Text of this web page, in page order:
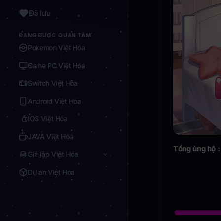
Đã lưu
ĐANG ĐƯỢC QUAN TÂM
Pokemon Việt Hóa
Game PC Việt Hóa
Switch Việt Hóa
Android Việt Hóa
IOS Việt Hóa
JAVA Việt Hóa
Giả lập Việt Hóa
Dự án Việt Hóa
Tổng ủng hộ :